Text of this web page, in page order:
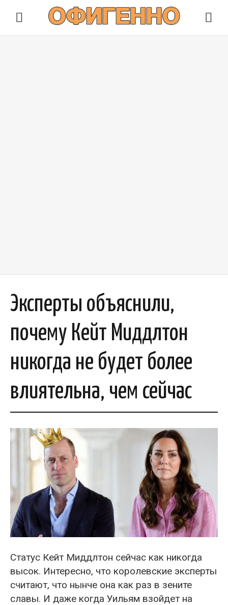
Эксперты объяснили,
почему Кейт Миддлтон
никогда не будет более
влиятельна, чем сейчас
Статус Кейт Миддлтон сейчас как никогда
высок. Интересно, что королевские эксперты
считают, что нынче она как раз в зените
славы. И даже когда Уильям взойдет на